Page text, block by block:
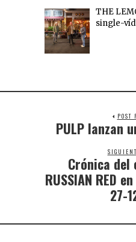
THE
single-
POST
PULP lanzan
Crónica del
RUSSIAN RED
27-